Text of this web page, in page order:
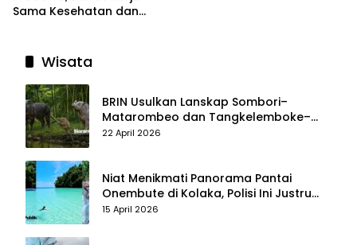
Sama Kesehatan dan
Wisata
BRIN Usulkan Lanskap Sombori–
Matarombeo dan Tangkelemboke–
Mekongga di Sulawesi Tenggara Jadi
22 April 2026
Niat Menikmati Panorama Pantai
Onembute di Kolaka, Polisi Ini Justru
Berakhir Membersihkan Sampah
15 April 2026